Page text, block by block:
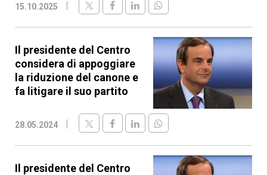
15.10.2025
Il presidente del Centro
considera di appoggiare
la riduzione del canone e
fa litigare il suo partito
28.05.2024
Il presidente del Centro